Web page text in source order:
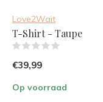
Love2Wait
T-Shirt - Taupe
€39,99
Op voorraad